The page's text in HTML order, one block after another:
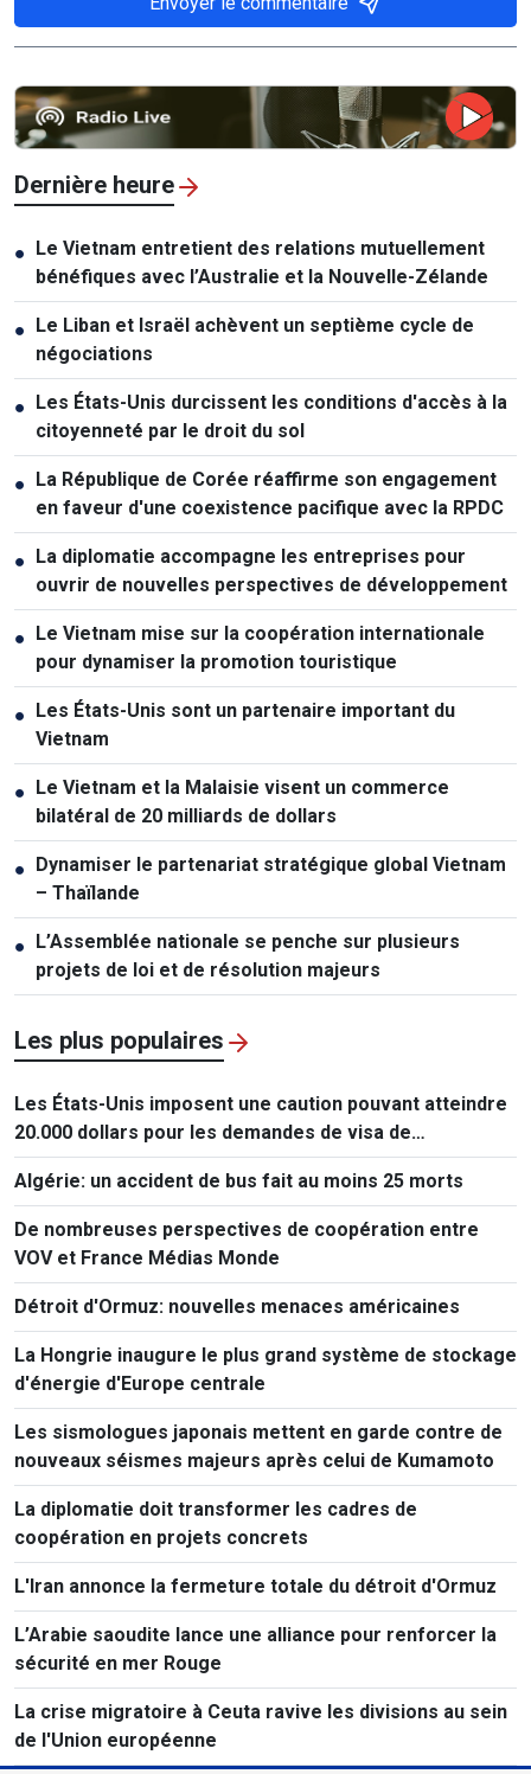
Dernière heure
● Le Vietnam entretient des relations mutuellement
bénéfiques avec l’Australie et la Nouvelle-Zélande
● Le Liban et Israël achèvent un septième cycle de
négociations
● Les États-Unis durcissent les conditions d'accès à la
citoyenneté par le droit du sol
● La République de Corée réaffirme son engagement
en faveur d'une coexistence pacifique avec la RPDC
● La diplomatie accompagne les entreprises pour
ouvrir de nouvelles perspectives de développement
● Le Vietnam mise sur la coopération internationale
pour dynamiser la promotion touristique
● Les États-Unis sont un partenaire important du
Vietnam
● Le Vietnam et la Malaisie visent un commerce
bilatéral de 20 milliards de dollars
● Dynamiser le partenariat stratégique global Vietnam
– Thaïlande
● L’Assemblée nationale se penche sur plusieurs
projets de loi et de résolution majeurs
Les plus populaires
Les États-Unis imposent une caution pouvant atteindre
20.000 dollars pour les demandes de visa de
ressortissants de 50 pays
Algérie: un accident de bus fait au moins 25 morts
De nombreuses perspectives de coopération entre
VOV et France Médias Monde
Détroit d'Ormuz: nouvelles menaces américaines
La Hongrie inaugure le plus grand système de stockage
d'énergie d'Europe centrale
Les sismologues japonais mettent en garde contre de
nouveaux séismes majeurs après celui de Kumamoto
La diplomatie doit transformer les cadres de
coopération en projets concrets
L'Iran annonce la fermeture totale du détroit d'Ormuz
L’Arabie saoudite lance une alliance pour renforcer la
sécurité en mer Rouge
La crise migratoire à Ceuta ravive les divisions au sein
de l'Union européenne